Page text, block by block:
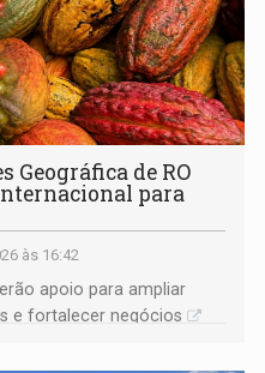
Geográfica de RO
para
às 16:42
apoio para ampliar
e fortalecer negócios